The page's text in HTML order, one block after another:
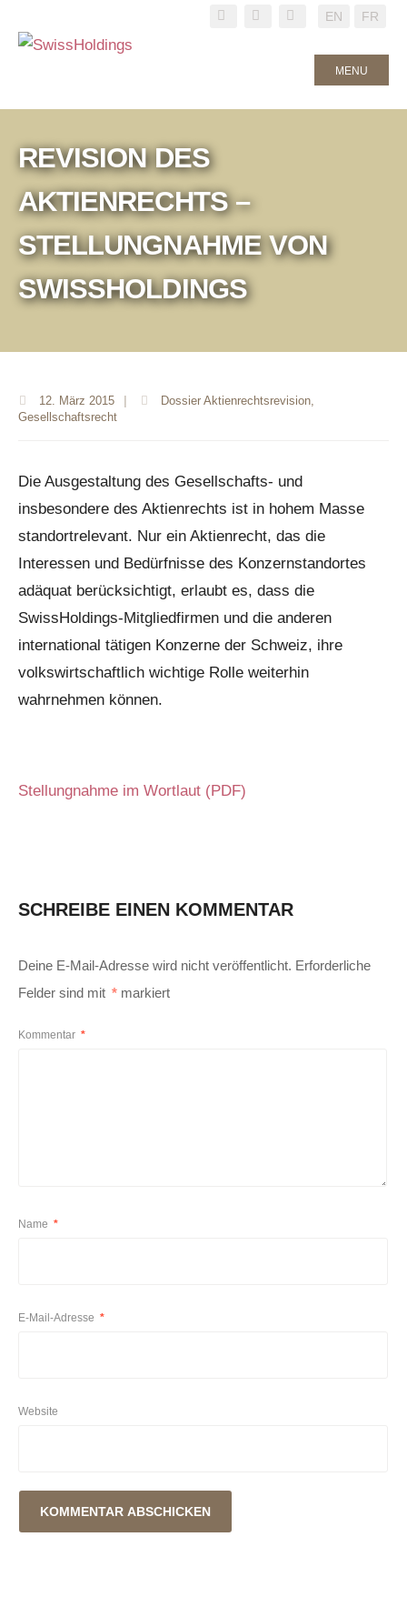
EN FR
MENU
REVISION DES
AKTIENRECHTS –
STELLUNGNAHME VON
SWISSHOLDINGS
12. März 2015 Dossier Aktienrechtsrevision,
Gesellschaftsrecht
Die Ausgestaltung des Gesellschafts- und
insbesondere des Aktienrechts ist in hohem Masse
standortrelevant. Nur ein Aktienrecht, das die
Interessen und Bedürfnisse des Konzernstandortes
adäquat berücksichtigt, erlaubt es, dass die
SwissHoldings-Mitgliedfirmen und die anderen
international tätigen Konzerne der Schweiz, ihre
volkswirtschaftlich wichtige Rolle weiterhin
wahrnehmen können.
Stellungnahme im Wortlaut (PDF)
SCHREIBE EINEN KOMMENTAR
Deine E-Mail-Adresse wird nicht veröffentlicht. Erforderliche
Felder sind mit * markiert
Kommentar *
Name *
E-Mail-Adresse *
Website